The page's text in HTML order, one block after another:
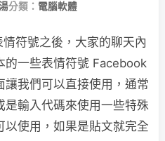
分類： 電腦軟體
符號之後，大家的聊天內
的一些表情符號 Facebook
我們可以直接使用，通常
是輸入代碼來使用一些特殊
使用，如果是貼文就完全